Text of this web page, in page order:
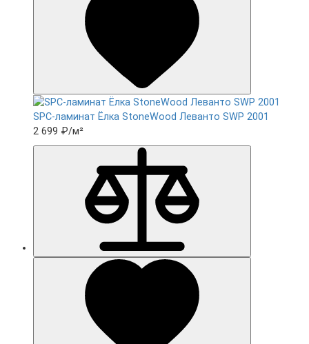
SPC-ламинат Ëлка StoneWood Леванто SWP 2001
2 699 ₽/м²